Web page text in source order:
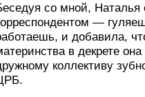
со мной, Наталья
—
и добавила,
в декрете
коллективу